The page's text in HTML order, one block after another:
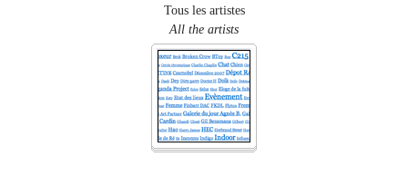
Tous les artistes
All the artists